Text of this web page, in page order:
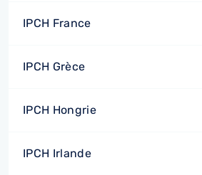
IPCH France
IPCH Grèce
IPCH Hongrie
IPCH Irlande